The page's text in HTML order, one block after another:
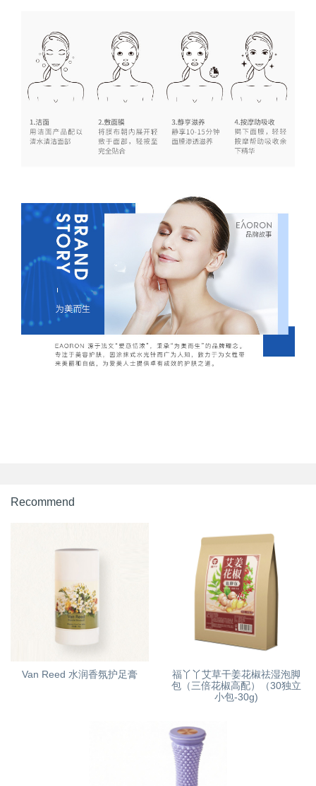
Recommend
Van Reed 水润香氛护足膏
福丫丫艾草干姜花椒祛湿泡脚
包（三倍花椒高配）（30独立
小包-30g)